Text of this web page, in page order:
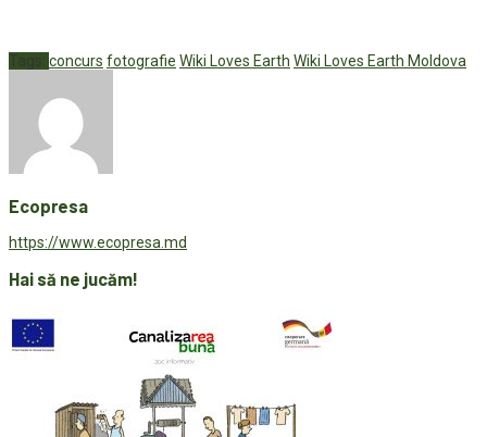
Tags: concurs fotografie Wiki Loves Earth Wiki Loves Earth Moldova
Ecopresa
https://www.ecopresa.md
Hai să ne jucăm!